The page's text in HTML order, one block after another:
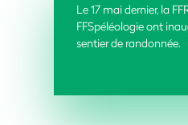
Le 17 mai dernier, la
FFSpéléologie ont
sentier de randonnée.